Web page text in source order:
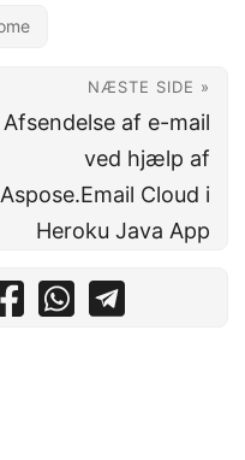
NÆSTE SIDE »
Afsendelse af e-mail
ved hjælp af
Aspose.Email Cloud i
Heroku Java App